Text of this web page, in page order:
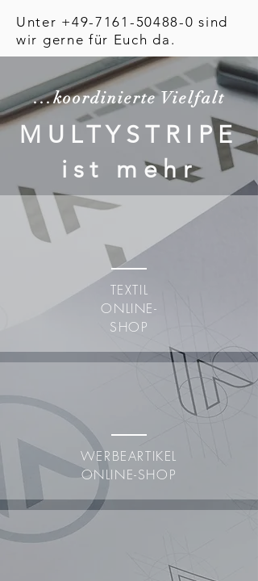
Unter +49-7161-50488-0 sind
wir gerne für Euch da.
...koordinierte Vielfalt
MULTYSTRIPE
ist mehr
TEXTIL
ONLINE-
SHOP
WERBEARTIKEL
ONLINE-SHOP